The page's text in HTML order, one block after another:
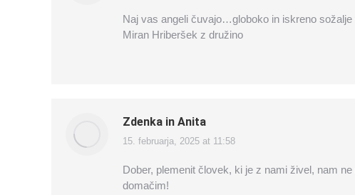
Naj vas angeli čuvajo…globoko in iskreno
Miran Hriberšek z družino
Zdenka in Anita
says:
15. februarja, 2025 at 11:58
Dober, plemenit človek, ki je z nami živel, nam
domačim!